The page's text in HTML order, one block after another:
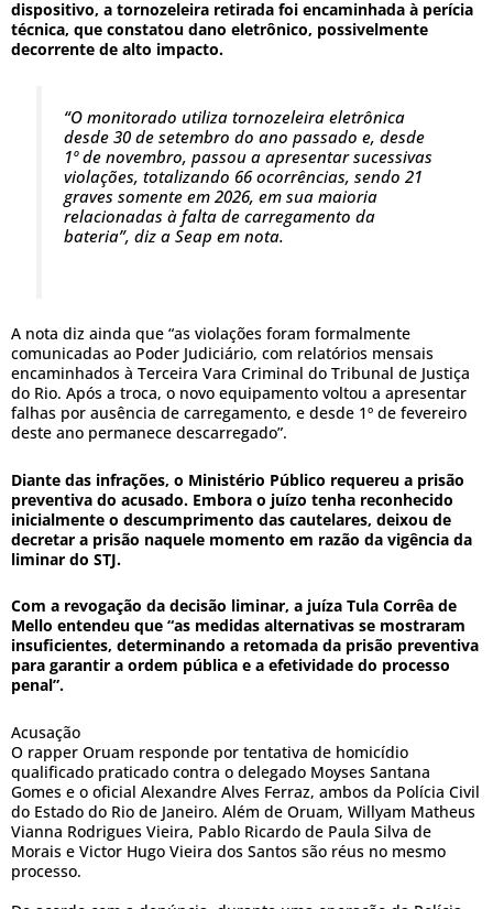
dispositivo, a tornozeleira retirada foi encaminhada à perícia
técnica, que constatou dano eletrônico, possivelmente
decorrente de alto impacto.
“O monitorado utiliza tornozeleira eletrônica
desde 30 de setembro do ano passado e, desde
1º de novembro, passou a apresentar sucessivas
violações, totalizando 66 ocorrências, sendo 21
graves somente em 2026, em sua maioria
relacionadas à falta de carregamento da
bateria”, diz a Seap em nota.
A nota diz ainda que “as violações foram formalmente
comunicadas ao Poder Judiciário, com relatórios mensais
encaminhados à Terceira Vara Criminal do Tribunal de Justiça
do Rio. Após a troca, o novo equipamento voltou a apresentar
falhas por ausência de carregamento, e desde 1º de fevereiro
deste ano permanece descarregado”.
Diante das infrações, o Ministério Público requereu a prisão
preventiva do acusado. Embora o juízo tenha reconhecido
inicialmente o descumprimento das cautelares, deixou de
decretar a prisão naquele momento em razão da vigência da
liminar do STJ.
Com a revogação da decisão liminar, a juíza Tula Corrêa de
Mello entendeu que “as medidas alternativas se mostraram
insuficientes, determinando a retomada da prisão preventiva
para garantir a ordem pública e a efetividade do processo
penal”.
Acusação
O rapper Oruam responde por tentativa de homicídio
qualificado praticado contra o delegado Moyses Santana
Gomes e o oficial Alexandre Alves Ferraz, ambos da Polícia Civil
do Estado do Rio de Janeiro. Além de Oruam, Willyam Matheus
Vianna Rodrigues Vieira, Pablo Ricardo de Paula Silva de
Morais e Victor Hugo Vieira dos Santos são réus no mesmo
processo.